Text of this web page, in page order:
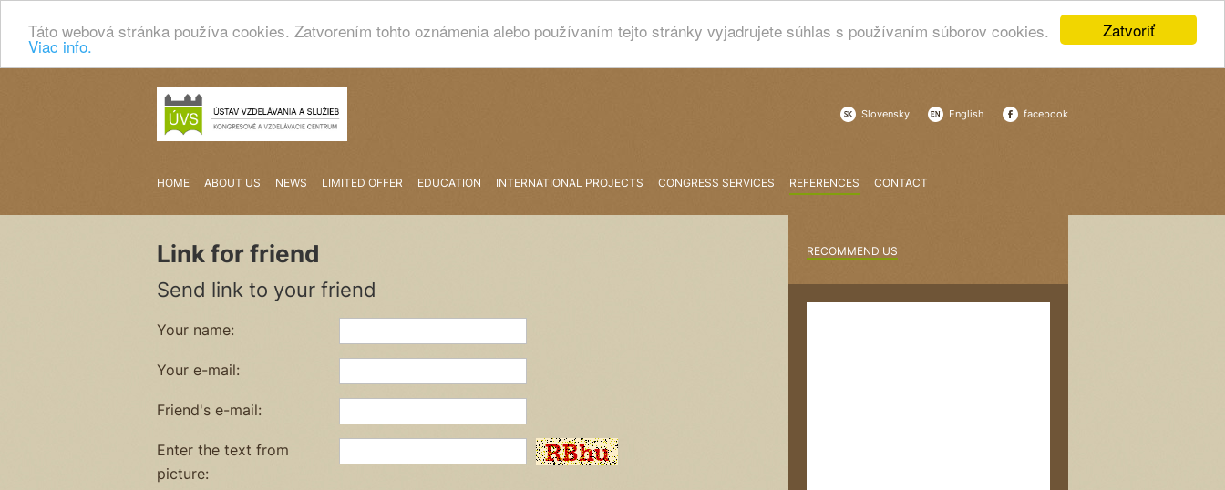
Zatvoriť
Táto webová stránka používa cookies. Zatvorením tohto oznámenia alebo používaním tejto stránky vyjadrujete súhlas s používaním súborov cookies.
Viac info.
Slovensky English facebook
HOME ABOUT US NEWS LIMITED OFFER EDUCATION INTERNATIONAL PROJECTS CONGRESS SERVICES REFERENCES CONTACT
Link for friend
Send link to your friend
Your name:
Your e-mail:
Friend's e-mail:
Enter the text from
picture:
RECOMMEND US